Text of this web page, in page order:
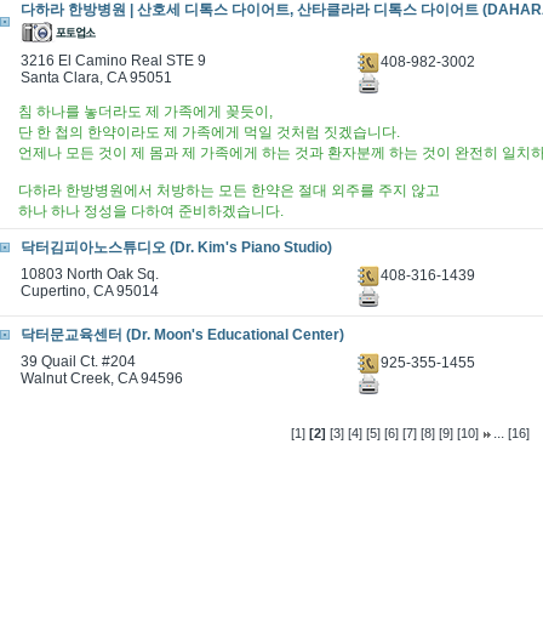
다하라 한방병원 | 산호세 디톡스 다이어트, 산타클라라 디톡스 다이어트
3216 El Camino Real STE 9
Santa Clara, CA 95051
408-982-3002
침 하나를 놓더라도 제 가족에게 꽂듯이,
단 한 첩의 한약이라도 제 가족에게 먹일 것처럼 짓겠습니다.
언제나 모든 것이 제 몸과 제 가족에게 하는 것과 환자분께 하는 것이 완전히 일치
다하라 한방병원에서 처방하는 모든 한약은 절대 외주를 주지 않고
하나 하나 정성을 다하여 준비하겠습니다.
닥터김피아노스튜디오 (Dr. Kim's Piano Studio)
10803 North Oak Sq.
Cupertino, CA 95014
408-316-1439
닥터문교육센터 (Dr. Moon's Educational Center)
39 Quail Ct. #204
Walnut Creek, CA 94596
925-355-1455
[1] [2] [3] [4] [5] [6] [7] [8] [9] [10] ...[16]